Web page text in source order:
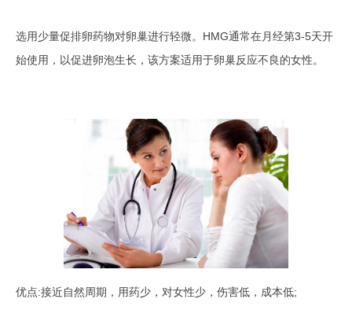
选用少量促排卵药物对卵巢进行轻微。HMG通常在月经第3-5天开
始使用，以促进卵泡生长，该方案适用于卵巢反应不良的女性。
优点:接近自然周期，用药少，对女性少，伤害低，成本低;